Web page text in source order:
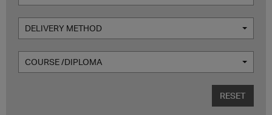
DELIVERY METHOD
COURSE /DIPLOMA
RESET